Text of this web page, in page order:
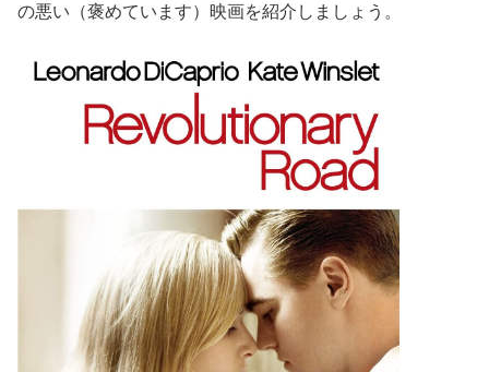
の悪い（褒めています）映画を紹介しましょう。